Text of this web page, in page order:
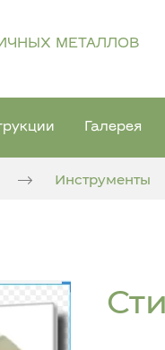
МЕТАЛЛОВ
Галерея
Инструменты